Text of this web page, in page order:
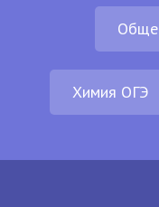
Химия ОГЭ